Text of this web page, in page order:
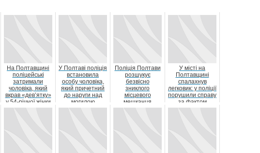
На Полтавщині
поліцейські
затримали
чоловіка, який
вкрав «дев’ятку»
у 54-річної жінки
У Полтаві поліція
встановила
особу чоловіка,
який причетний
до наруги над
могилою
військовослужбов
Поліція Полтави
розшукує
безвісно
зниклого
місцевого
мешканця
Олександра
У місті на
Полтавщині
спалахнув
легковик: у поліції
порушили справу
за фактом
підпалу